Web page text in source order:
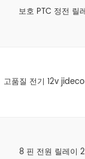
보호 PTC 정전 릴
고품질 전기 12v
8 핀 전원 릴레이